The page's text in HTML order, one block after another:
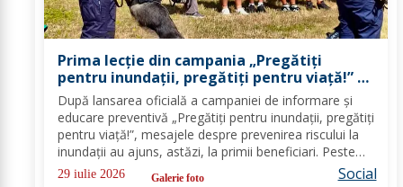
Prima lecție din campania „Pregătiți
pentru inundații, pregătiți pentru viață!” –
peste 100 de copii au învățat cum să se
protejeze în cazul inundațiilor
După lansarea oficială a campaniei de informare și
educare preventivă „Pregătiți pentru inundații, pregătiți
pentru viață!”, mesajele despre prevenirea riscului la
inundații au ajuns, astăzi, la primii beneficiari. Peste
100 de copii, participanți la tabăra de vară organizată
29 iulie 2026 Galerie foto Social